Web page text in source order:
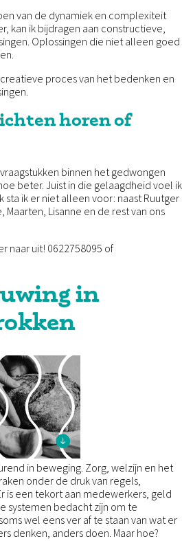
van de dynamiek en complexiteit
kan ik bijdragen aan constructieve,
Oplossingen die niet alleen goed
proces van het bedenken en
horen of
binnen het gedwongen
beter. Juist in die gelaagdheid voel ik
sta ik er niet alleen voor: naast Ruutger
Lisanne en de rest van ons
naar uit! 0622758095 of
in
in beweging. Zorg, welzijn en het
onder de druk van regels,
is een tekort aan medewerkers, geld
systemen bedacht zijn om te
wel eens ver af te staan van wat er
denken, anders doen. Maar hoe?